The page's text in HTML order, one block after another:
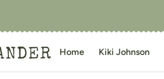
Home Kiki Johnson